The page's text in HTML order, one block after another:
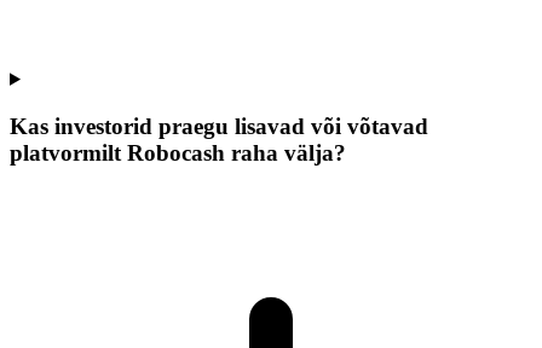
Kas investorid praegu lisavad või võtavad
platvormilt Robocash raha välja?